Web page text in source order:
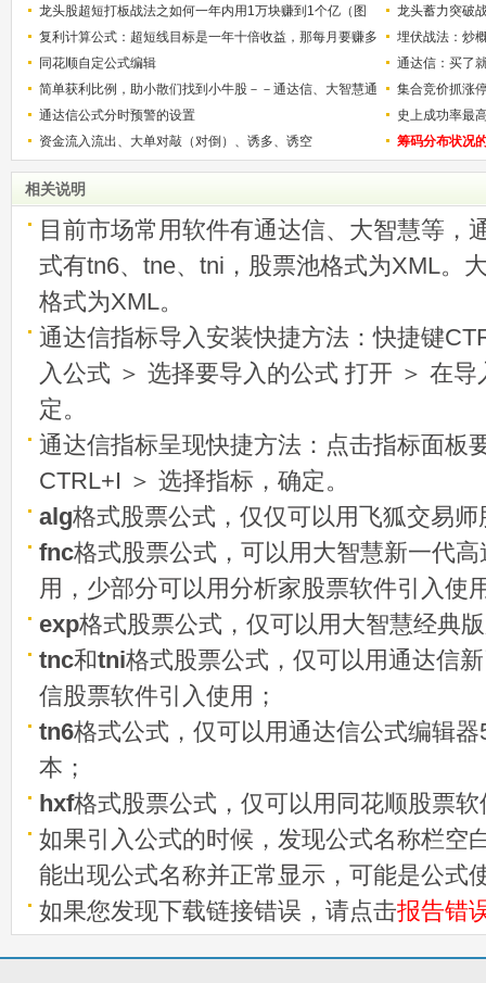
龙头股超短打板战法之如何一年内用1万块赚到1个亿（图
解）
龙头蓄力突破
的技巧（图解
复利计算公式：超短线目标是一年十倍收益，那每月要赚多
少？
埋伏战法：炒
同花顺自定公式编辑
通达信：买了
简单获利比例，助小散们找到小牛股－－通达信、大智慧通
用
集合竞价抓涨
通达信公式分时预警的设置
史上成功率最
称选股法宝！
资金流入流出、大单对敲（对倒）、诱多、诱空 筹码分布状况
相关说明
目前市场常用软件有通达信、大智慧等，
式有tn6、tne、tni，股票池格式为XML。
格式为XML。
通达信指标导入安装快捷方法：快捷键
入公式 ＞ 选择要导入的公式 打开 ＞ 在
定。
通达信指标呈现快捷方法：点击指标面板
CTRL+I ＞ 选择指标，确定。
alg格式股票公式，仅仅可以用飞狐交易
fnc格式股票公式，可以用大智慧新一代
用，少部分可以用分析家股票软件引入使
exp格式股票公式，仅可以用大智慧经典
tnc和tni格式股票公式，仅可以用通达信
信股票软件引入使用；
tn6格式公式，仅可以用通达信公式编辑
本；
hxf格式股票公式，仅可以用同花顺股票
如果引入公式的时候，发现公式名称栏空
能出现公式名称并正常显示，可能是公式
如果您发现下载链接错误，请点击报告错